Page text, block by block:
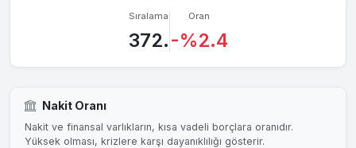
Sıralama
372.
Oran
-%2.4
Nakit Oranı
Nakit ve finansal varlıkların, kısa vadeli borçlara oranıdır.
Yüksek olması, krizlere karşı dayanıklılığı gösterir.